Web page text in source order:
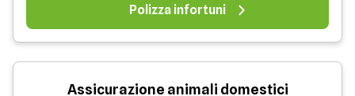
Polizza infortuni
Assicurazione animali domestici